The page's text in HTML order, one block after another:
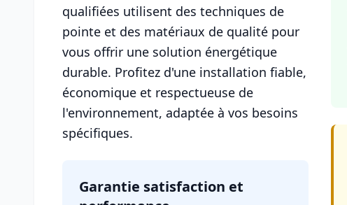
qualifiées utilisent des techniques de
pointe et des matériaux de qualité pour
vous offrir une solution énergétique
durable. Profitez d'une installation fiable,
économique et respectueuse de
l'environnement, adaptée à vos besoins
spécifiques.
Garantie satisfaction et